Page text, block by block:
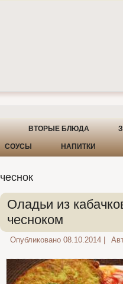
ВТОРЫЕ БЛЮДА
СОУСЫ НАПИТКИ
чеснок
Оладьи из
чесноком
Опубликовано 08.10.2014